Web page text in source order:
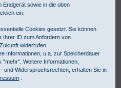
Produkte aus dem Bereich der
Für
Rechnung möglich.
Endgerät sowie in die oben
ein.
Cookies gesetzt. Sie können
Ihrer ID zum Anfordern von
widerrufen.
Informationen, u.a. zur Speicherdauer
Weitere Informationen,
und Widerspruchsrechten, erhalten Sie in